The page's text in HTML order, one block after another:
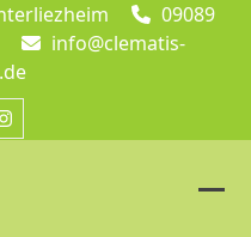
09089
info@clematis-
Instagram